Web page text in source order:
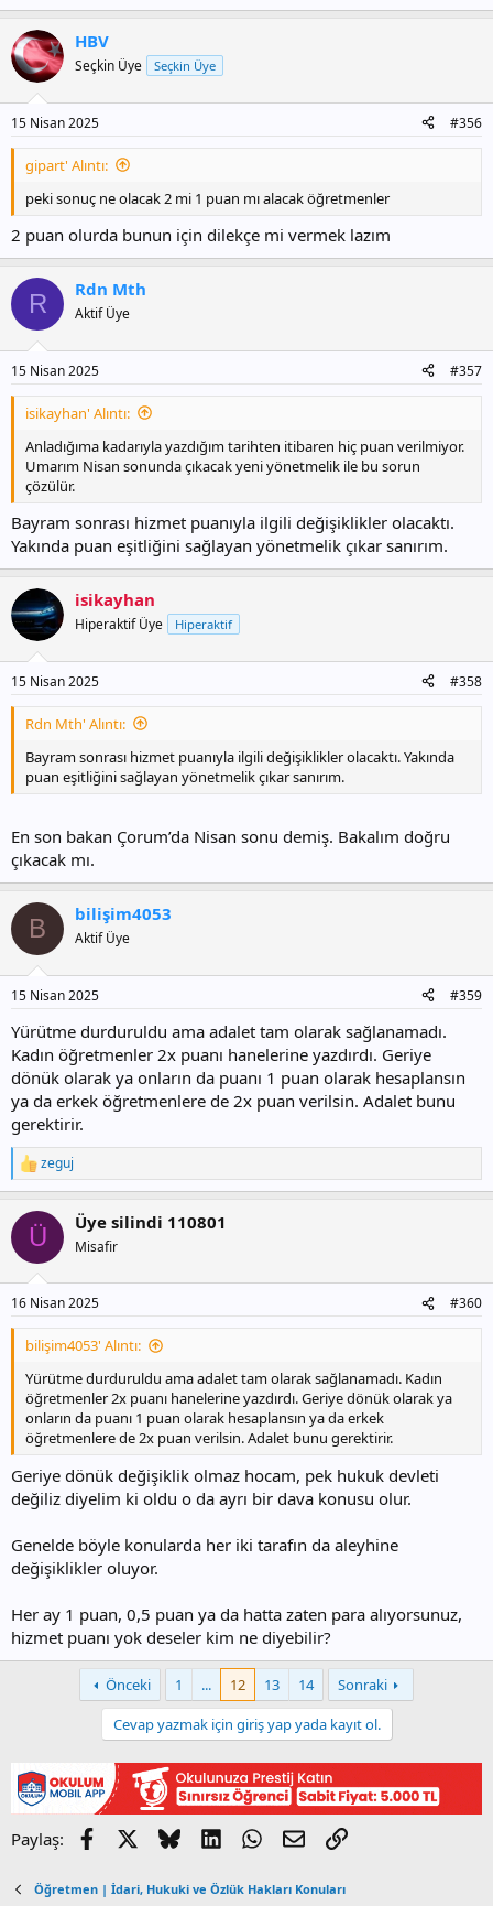
HBV
Seçkin Üye Seçkin Üye
15 Nisan 2025 #356
gipart' Alıntı:
peki sonuç ne olacak 2 mi 1 puan mı alacak öğretmenler
2 puan olurda bunun için dilekçe mi vermek lazım
R Rdn Mth
Aktif Üye
15 Nisan 2025 #357
isikayhan' Alıntı:
Anladığıma kadarıyla yazdığım tarihten itibaren hiç puan verilmiyor.
Umarım Nisan sonunda çıkacak yeni yönetmelik ile bu sorun
çözülür.
Bayram sonrası hizmet puanıyla ilgili değişiklikler olacaktı.
Yakında puan eşitliğini sağlayan yönetmelik çıkar sanırım.
isikayhan
Hiperaktif Üye Hiperaktif
15 Nisan 2025 #358
Rdn Mth' Alıntı:
Bayram sonrası hizmet puanıyla ilgili değişiklikler olacaktı. Yakında
puan eşitliğini sağlayan yönetmelik çıkar sanırım.
En son bakan Çorum’da Nisan sonu demiş. Bakalım doğru
çıkacak mı.
B bilişim4053
Aktif Üye
15 Nisan 2025 #359
Yürütme durduruldu ama adalet tam olarak sağlanamadı.
Kadın öğretmenler 2x puanı hanelerine yazdırdı. Geriye
dönük olarak ya onların da puanı 1 puan olarak hesaplansın
ya da erkek öğretmenlere de 2x puan verilsin. Adalet bunu
gerektirir.
T
e
k
l
:
zeguj
Ü Üye silindi 110801
Misafir
16 Nisan 2025 #360
bilişim4053' Alıntı:
Yürütme durduruldu ama adalet tam olarak sağlanamadı. Kadın
öğretmenler 2x puanı hanelerine yazdırdı. Geriye dönük olarak ya
onların da puanı 1 puan olarak hesaplansın ya da erkek
öğretmenlere de 2x puan verilsin. Adalet bunu gerektirir.
Geriye dönük değişiklik olmaz hocam, pek hukuk devleti
değiliz diyelim ki oldu o da ayrı bir dava konusu olur.
Genelde böyle konularda her iki tarafın da aleyhine
değişiklikler oluyor.
Her ay 1 puan, 0,5 puan ya da hatta zaten para alıyorsunuz,
hizmet puanı yok deseler kim ne diyebilir?
Önceki 1 ... 12 13 14
Sonraki
Cevap yazmak için giriş yap yada kayıt ol.
Paylaş: Facebook BlueskyLinkedInWhatsApp
E-postaLink
Öğretmen | İdari, Hukuki ve Özlük Hakları Konuları